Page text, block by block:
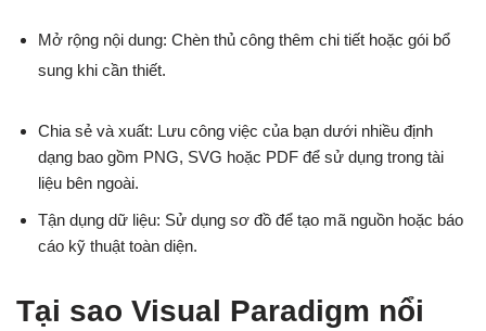
Mở rộng nội dung: Chèn thủ công thêm chi tiết hoặc gói bổ
sung khi cần thiết.
Chia sẻ và xuất: Lưu công việc của bạn dưới nhiều định
dạng bao gồm PNG, SVG hoặc PDF để sử dụng trong tài
liệu bên ngoài.
Tận dụng dữ liệu: Sử dụng sơ đồ để tạo mã nguồn hoặc báo
cáo kỹ thuật toàn diện.
Tại sao Visual Paradigm nổi